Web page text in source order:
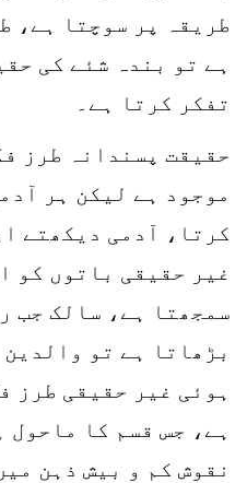
طریقہ پر سوچتا ہے،
ہے تو بندہ شئے کی
تفکر کرتا ہے۔
حقیقت پسندانہ طرز
موجود ہے لیکن ہر
کرتا، آدمی دیکھتے
غیر حقیقی باتوں کو
سمجھتا ہے، سالک جب
بڑھاتا ہے تو
ہوئی غیر حقیقی طرز
ہے، جس قسم کا ماحول
نقوش کم و بیش ذہن